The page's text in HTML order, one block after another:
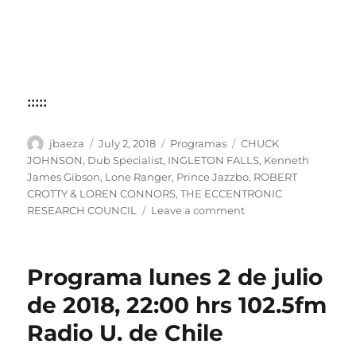
:::::
Author
jbaeza
Posted
on
July 2, 2018 Categories
Programas Tags
CHUCK
JOHNSON, Dub Specialist, INGLETON FALLS, Kenneth
James Gibson, Lone Ranger, Prince Jazzbo, ROBERT
CROTTY & LOREN CONNORS,THE ECCENTRONIC
RESEARCH COUNCIL
Leave a commenton
de
de
Programa lunes 2 de julio
de 2018, 22:00 hrs 102.5fm
Radio U. de Chile